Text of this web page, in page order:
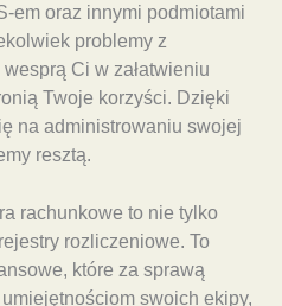
em oraz innymi podmiotami
problemy z
Ci w załatwieniu
Twoje korzyści. Dzięki
na administrowaniu swojej
resztą.
rachunkowe to nie tylko
rozliczeniowe. To
które za sprawą
swoich ekipy,